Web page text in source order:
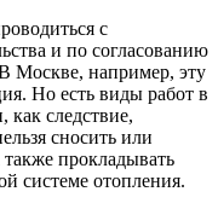
с
и по согласованию
Москве, например, эту
Но есть виды работ в
как следствие,
сносить или
прокладывать
системе отопления.